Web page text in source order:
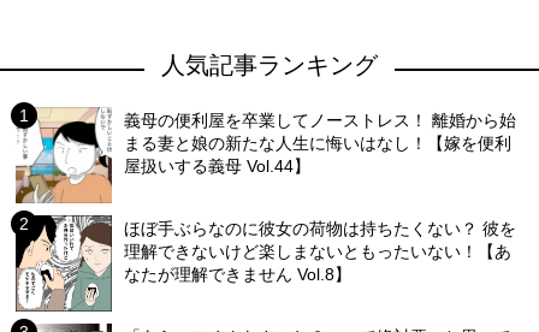
人気記事ランキング
義母の便利屋を卒業してノーストレス！ 離婚から始
まる妻と娘の新たな人生に悔いはなし！【嫁を便利
屋扱いする義母 Vol.44】
ほぼ手ぶらなのに彼女の荷物は持ちたくない？ 彼を
理解できないけど楽しまないともったいない！【あ
なたが理解できません Vol.8】